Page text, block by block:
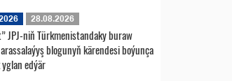
28.08.2026
JPJ-niň Türkmenistandaky buraw
blogunyň kärendesi boýunça
edýär